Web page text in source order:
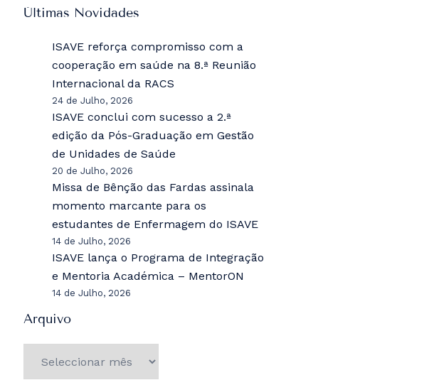
Últimas Novidades
ISAVE reforça compromisso com a
cooperação em saúde na 8.ª Reunião
Internacional da RACS
24 de Julho, 2026
ISAVE conclui com sucesso a 2.ª
edição da Pós-Graduação em Gestão
de Unidades de Saúde
20 de Julho, 2026
Missa de Bênção das Fardas assinala
momento marcante para os
estudantes de Enfermagem do ISAVE
14 de Julho, 2026
ISAVE lança o Programa de Integração
e Mentoria Académica – MentorON
14 de Julho, 2026
Arquivo